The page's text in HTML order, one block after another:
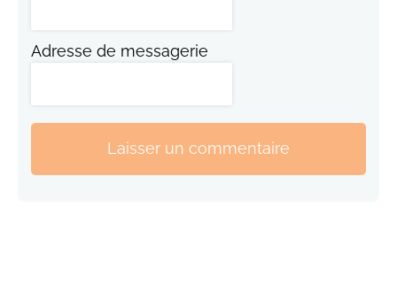
Adresse de messagerie
Laisser un commentaire